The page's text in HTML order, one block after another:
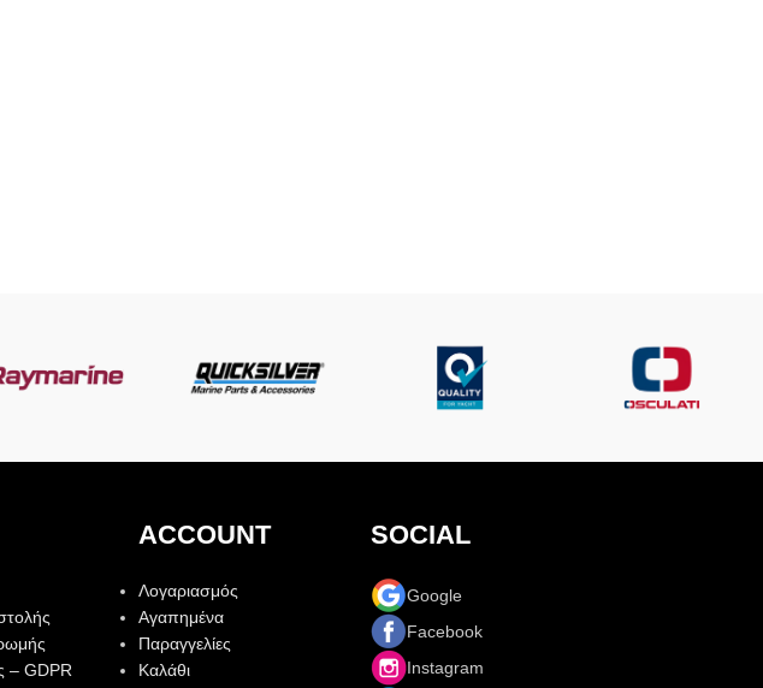
– GDPR
ACCOUNT
Λογαριασμός
Αγαπημένα
Παραγγελίες
Καλάθι
SOCIAL
Google
Facebook
Instagram